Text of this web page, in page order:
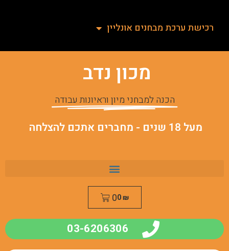
רכישת ערכת מבחנים אונליין
מכון נדב
הכנה למבחני מיון וראיונות עבודה
מעל 18 שנים - מחברים אתכם להצלחה
0₪
0
03-6206306